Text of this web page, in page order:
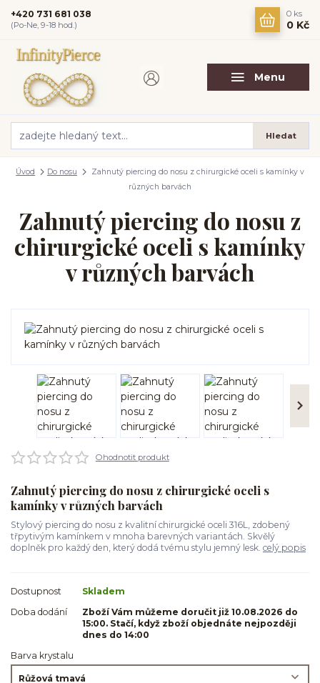
Menu
Hledat
+420 731 681 038
(Po-Ne, 9-18 hod.)
0 ks
0 Kč
Úvod Do nosu
Zahnutý piercing do nosu z chirurgické oceli s kamínky v
různých barvách
Zahnutý piercing do nosu z
chirurgické oceli s kamínky
v různých barvách
Ohodnotit produkt
Zahnutý piercing do nosu z chirurgické oceli s
kamínky v různých barvách
Stylový piercing do nosu z kvalitní chirurgické oceli 316L, zdobený
třpytivým kamínkem v mnoha barevných variantách. Skvělý
doplněk pro každý den, který dodá tvému stylu jemný lesk. celý popis
Dostupnost
Skladem
Doba dodání
Zboží Vám můžeme doručit již 10.08.2026 do
15:00. Stačí, když zboží objednáte nejpozději
dnes do 14:00
Barva krystalu